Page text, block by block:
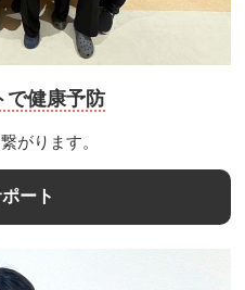
で健康予防
がります。
ート